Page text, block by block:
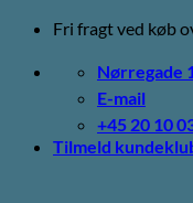
Fortsæt
indhold
Fri fragt ved køb
Nørregade
E-mail
+45 20 10
Tilmeld